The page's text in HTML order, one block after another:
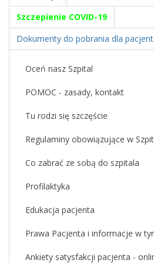
Szczepienie COVID-19
Dokumenty do pobrania dla
Oceń nasz Szpital
POMOC - zasady, kontakt
Tu rodzi się szczęście
Regulaminy obowiązujące w
Co zabrać ze sobą do szpitala
Profilaktyka
Edukacja pacjenta
Prawa Pacjenta i informacje w
Ankiety satysfakcji pacjenta -